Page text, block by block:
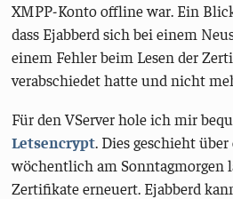
XMPP-Konto offline war. Ein
dass Ejabberd sich bei einem
einem Fehler beim Lesen der
verabschiedet hatte und nicht
Für den VServer hole ich mir
Letsencrypt. Dies geschieht
wöchentlich am Sonntagmorgen
Zertifikate erneuert. Ejabberd